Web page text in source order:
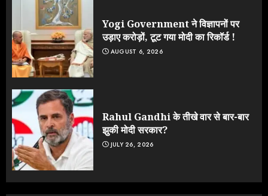
Yogi Government ने विज्ञापनों पर
उड़ाए करोड़ों, टूट गया मोदी का रिकॉर्ड !
AUGUST 6, 2026
Rahul Gandhi के तीखे वार से बार-बार
झुकी मोदी सरकार?
JULY 26, 2026
4
5
JULY 19, 2026
उड़ाए करोड़ों, टूट गया मोदी का रिकॉर्ड !